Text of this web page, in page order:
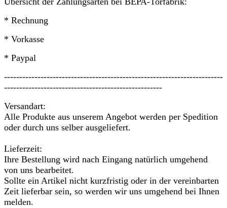
* Rechnung
* Vorkasse
* Paypal
------------------------------------------------------------------------
----------------------------------------------------
Versandart:
Alle Produkte aus unserem Angebot werden per Spedition
oder durch uns selber ausgeliefert.
Lieferzeit:
Ihre Bestellung wird nach Eingang natürlich umgehend
von uns bearbeitet.
Sollte ein Artikel nicht kurzfristig oder in der vereinbarten
Zeit lieferbar sein, so werden wir uns umgehend bei Ihnen
melden.